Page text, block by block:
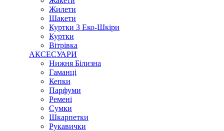
Жилети
Шакети
Куртки З Еко-Шкіри
Куртки
Вітрівка
АКСЕСУАРИ
Нижня Білизна
Гаманці
Кепки
Парфуми
Ремені
Сумки
Шкарпетки
Рукавички